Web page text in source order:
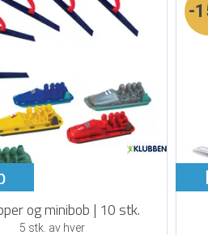
og minibob | 10 stk.
5 stk. av hver